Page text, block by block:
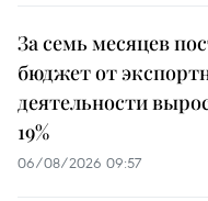
За семь месяцев
бюджет от
деятельности
19%
06/08/2026 09:57